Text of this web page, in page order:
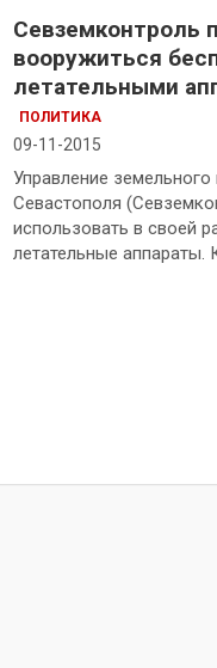
Севземконтроль
вооружиться
летательными
ПОЛИТИКА
09-11-2015
Управление земельного
Севастополя
использовать в своей
летательные аппараты.